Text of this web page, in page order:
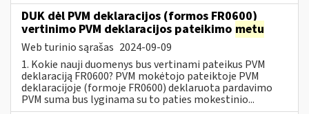
DUK dėl PVM deklaracijos (formos FR0600)
vertinimo PVM deklaracijos pateikimo metu
Web turinio sąrašas 2024-09-09
1. Kokie nauji duomenys bus vertinami pateikus PVM
deklaraciją FR0600? PVM mokėtojo pateiktoje PVM
deklaracijoje (formoje FR0600) deklaruota pardavimo
PVM suma bus lyginama su to paties mokestinio...